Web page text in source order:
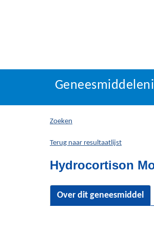
U
hier:
Zoeken
Terug naar resultaatlijst
Hydrocortison
Over dit geneesmiddel